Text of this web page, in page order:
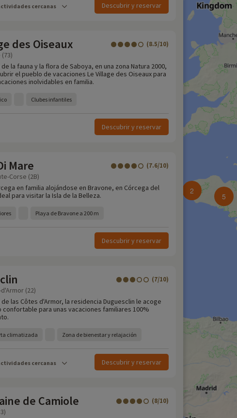
cercanas Descubrir y reservar
des Oiseaux (8.5/10)
la fauna y la flora de Saboya, en una zona Natura 2000,
el pueblo de vacaciones Le Village des Oiseaux para
inolvidables en familia.
Clubes infantiles
Descubrir y reservar
Mare (7.6/10)
Corse (2B)
en familia alojándose en Bravone, en Córcega del
para visitar la Isla de la Belleza.
Playa de Bravone a 200 m
Descubrir y reservar
(7/10)
(22)
de las Côtes d'Armor, la residencia Duguesclin le acoge
confortable para unas vacaciones familiares 100%
climatizada Zona de bienestar y relajación
cercanas Descubrir y reservar
de Camiole (8/10)
5
2